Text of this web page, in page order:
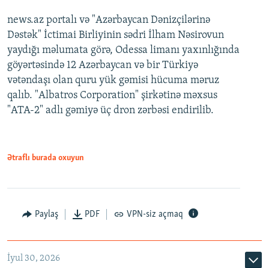
news.az portalı və "Azərbaycan Dənizçilərinə
Dəstək" İctimai Birliyinin sədri İlham Nəsirovun
yaydığı məlumata görə, Odessa limanı yaxınlığında
göyərtəsində 12 Azərbaycan və bir Türkiyə
vətəndaşı olan quru yük gəmisi hücuma məruz
qalıb. "Albatros Corporation" şirkətinə məxsus
"ATA-2" adlı gəmiyə üç dron zərbəsi endirilib.
Ətraflı burada oxuyun
Paylaş PDF VPN-siz açmaq
İyul 30, 2026